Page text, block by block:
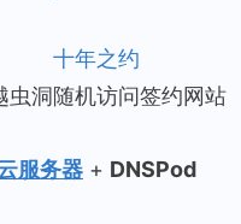
十年之约
虫洞随机访问签约网站
服务器 + DNSPod